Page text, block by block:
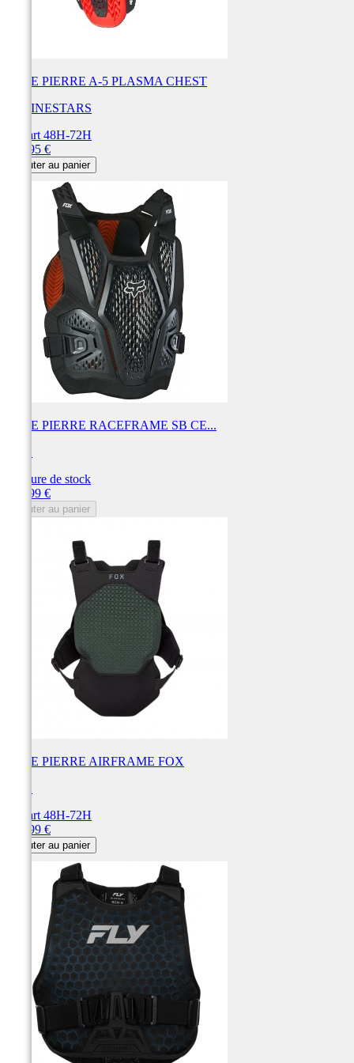
PARE PIERRE A-5 PLASMA CHEST
ALPINESTARS
Départ 48H-72H
214,95 €
Ajouter au panier
PARE PIERRE RACEFRAME SB CE...
Rupture de stock
189,99 €
Ajouter au panier
PARE PIERRE AIRFRAME FOX
Départ 48H-72H
189,99 €
Ajouter au panier